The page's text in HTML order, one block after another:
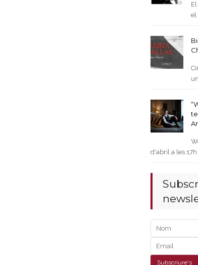
el
d'abril a les